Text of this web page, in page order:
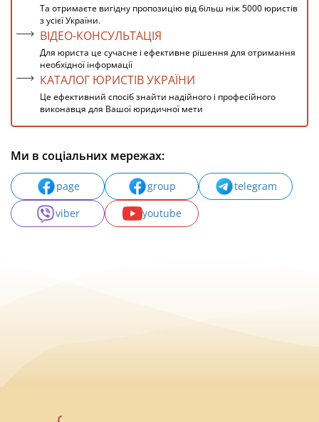
Та отримаєте вигідну пропозицію від більш ніж 5000 юристів
з усієї України.
ВІДЕО-КОНСУЛЬТАЦІЯ
Для юриста це сучасне і ефективне рішення для отримання
необхідної інформації
КАТАЛОГ ЮРИСТІВ УКРАЇНИ
Це ефективний спосіб знайти надійного і професійного
виконавця для Вашої юридичної мети
Ми в соціальних мережах:
page group
telegram
viber
youtube